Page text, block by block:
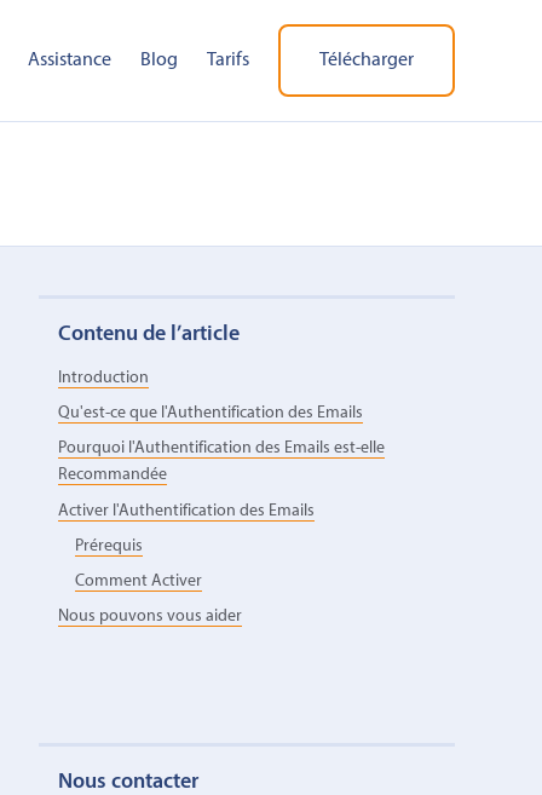
Assistance Blog Tarifs Télécharger
Contenu de l’article
Introduction
Qu'est-ce que l'Authentification des Emails
Pourquoi l'Authentification des Emails est-elle
Recommandée
Activer l'Authentification des Emails
Prérequis
Comment Activer
Nous pouvons vous aider
Nous contacter